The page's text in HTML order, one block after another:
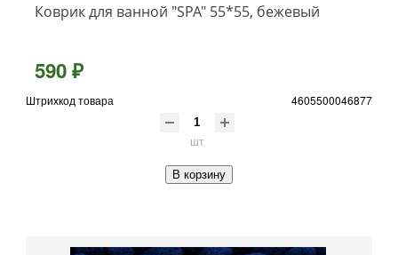
Коврик для ванной "SPA" 55*55, бежевый
590 ₽
Штрихкод товара 4605500046877
шт
В корзину